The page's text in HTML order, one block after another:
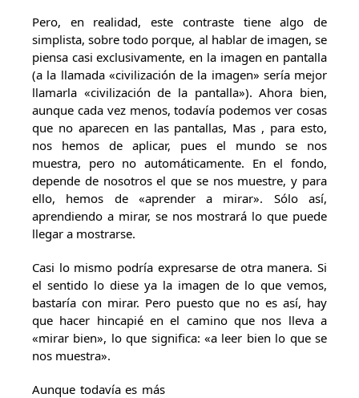
Pero, en realidad, este contraste tiene algo de
simplista, sobre todo porque, al hablar de imagen, se
piensa casi exclusivamente, en la imagen en pantalla
(a la llamada «civilización de la imagen» sería mejor
llamarla «civilización de la pantalla»). Ahora bien,
aunque cada vez menos, todavía podemos ver cosas
que no aparecen en las pantallas, Mas , para esto,
nos hemos de aplicar, pues el mundo se nos
muestra, pero no automáticamente. En el fondo,
depende de nosotros el que se nos muestre, y para
ello, hemos de «aprender a mirar». Sólo así,
aprendiendo a mirar, se nos mostrará lo que puede
llegar a mostrarse.
Casi lo mismo podría expresarse de otra manera. Si
el sentido lo diese ya la imagen de lo que vemos,
bastaría con mirar. Pero puesto que no es así, hay
que hacer hincapié en el camino que nos lleva a
«mirar bien», lo que significa: «a leer bien lo que se
nos muestra».
Aunque todavía es más